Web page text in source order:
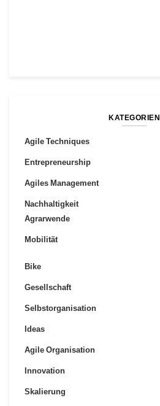
KATEGORIEN
Agile Techniques
Entrepreneurship
Agiles Management
Nachhaltigkeit
Agrarwende
Mobilität
Bike
Gesellschaft
Selbstorganisation
Ideas
Agile Organisation
Innovation
Skalierung